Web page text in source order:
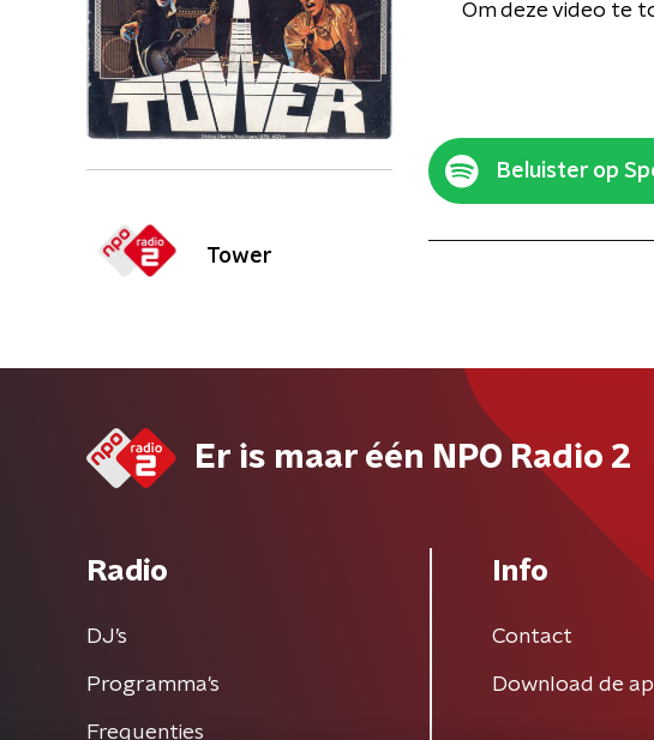
Tower
Om deze video te
Beluister op
Er is maar één NPO Radio 2
Radio
DJ’s
Programma's
Frequenties
Info
Contact
Download de